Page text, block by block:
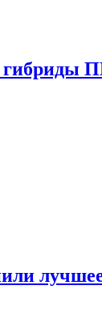
лучшее